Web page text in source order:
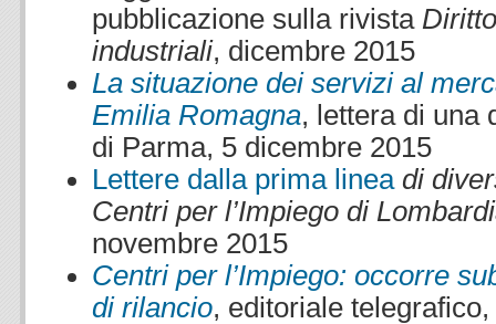
pubblicazione sulla rivista
industriali, dicembre 2015
La situazione dei servizi al
Emilia Romagna, lettera di una
di Parma, 5 dicembre 2015
Lettere dalla prima linea di
Centri per l’Impiego di
novembre 2015
Centri per l’Impiego: occorre
di rilancio, editoriale